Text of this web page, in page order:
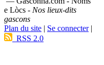
e Lòcs - Nos lieux-dits
gascons
Plan du site | Se connecter|
RSS 2.0